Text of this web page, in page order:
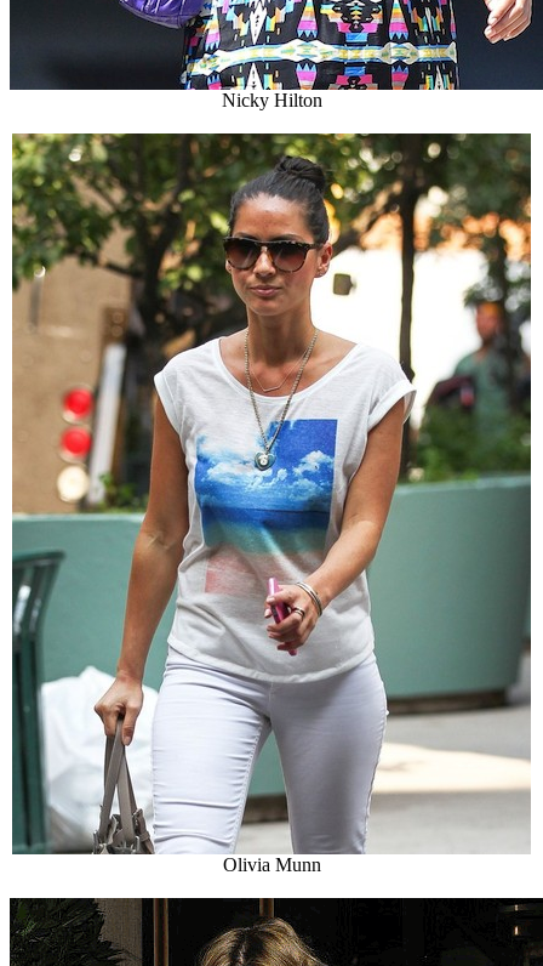
Nicky Hilton
Olivia Munn